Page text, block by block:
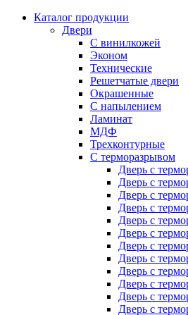
Каталог продукции
Двери
С винилкожей
Эконом
Технические
Решетчатые двери
Окрашенные
С напылением
Ламинат
МДФ
Трехконтурные
С терморазрывом
Дверь с
Дверь с
Дверь с
Дверь с
Дверь с
Дверь с
Дверь с
Дверь с
Дверь с
Дверь с
Дверь с
Дверь с